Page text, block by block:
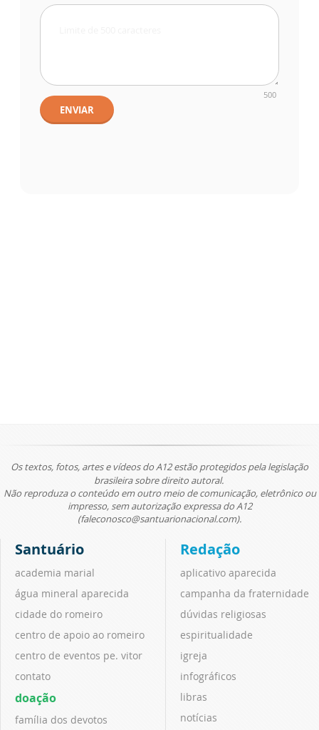
500
ENVIAR
Os textos, fotos, artes e vídeos do A12 estão protegidos pela legislação
brasileira sobre direito autoral.
Não reproduza o conteúdo em outro meio de comunicação, eletrônico ou
impresso, sem autorização expressa do A12
(faleconosco@santuarionacional.com).
Santuário
academia marial
água mineral aparecida
cidade do romeiro
centro de apoio ao romeiro
centro de eventos pe. vitor
contato
doação
família dos devotos
Redação
aplicativo aparecida
campanha da fraternidade
dúvidas religiosas
espiritualidade
igreja
infográficos
libras
notícias